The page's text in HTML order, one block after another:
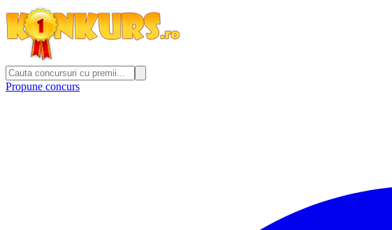
Propune concurs